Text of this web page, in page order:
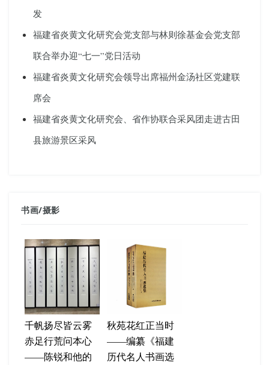
发
福建省炎黄文化研究会党支部与林则徐基金会党支部
联合举办迎“七一”党日活动
福建省炎黄文化研究会领导出席福州金汤社区党建联
席会
福建省炎黄文化研究会、省作协联合采风团走进古田
县旅游景区采风
书画/摄影
千帆扬尽皆云雾
赤足行荒问本心
——陈锐和他的
秋苑花红正当时
——编纂《福建
历代名人书画选